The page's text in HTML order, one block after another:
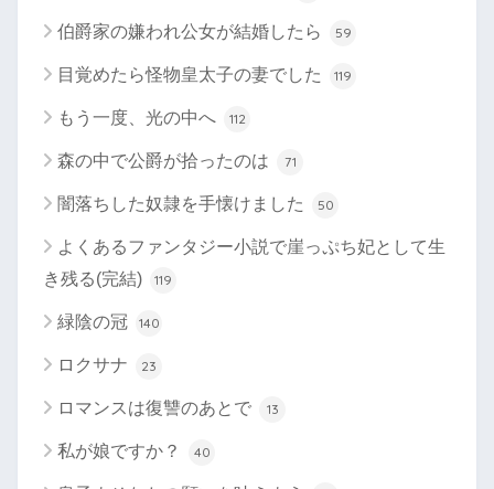
伯爵家の嫌われ公女が結婚したら 59
目覚めたら怪物皇太子の妻でした 119
もう一度、光の中へ 112
森の中で公爵が拾ったのは 71
闇落ちした奴隷を手懐けました 50
よくあるファンタジー小説で崖っぷち妃として生
き残る(完結)
119
緑陰の冠 140
ロクサナ 23
ロマンスは復讐のあとで 13
私が娘ですか？ 40